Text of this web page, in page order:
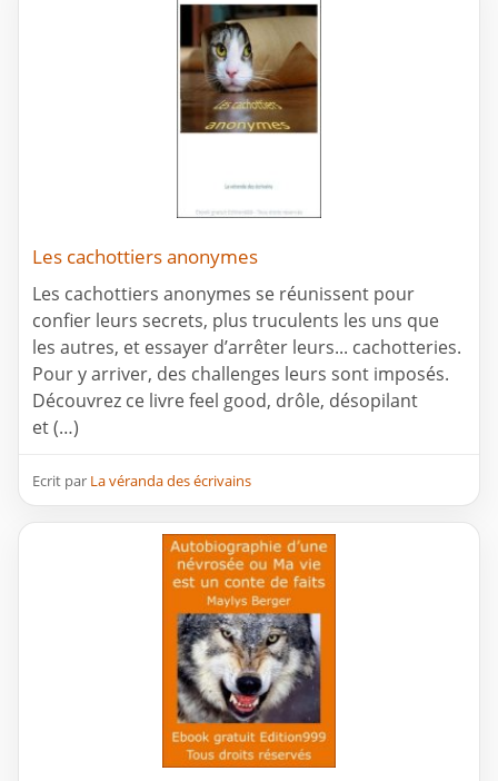
Les cachottiers anonymes
Les cachottiers anonymes se réunissent pour
confier leurs secrets, plus truculents les uns que
les autres, et essayer d’arrêter leurs... cachotteries.
Pour y arriver, des challenges leurs sont imposés.
Découvrez ce livre feel good, drôle, désopilant
et (…)
Ecrit par La véranda des écrivains